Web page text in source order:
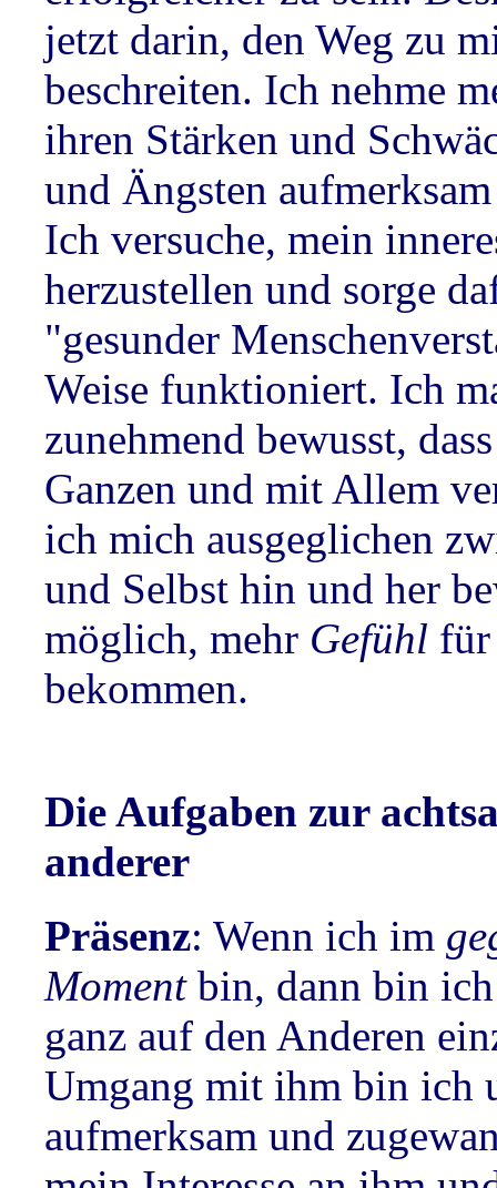
jetzt darin, den Weg zu
beschreiten. Ich nehme
ihren Stärken und
und Ängsten
Ich versuche, mein
herzustellen und sorge
"gesunder
Weise funktioniert. Ich
zunehmend bewusst,
Ganzen und mit Allem
ich mich ausgeglichen
und Selbst hin und her
möglich, mehr Gefühl
bekommen.
Die Aufgaben zur
anderer
Präsenz: Wenn ich im
Momentbin, dann bin
ganz auf den Anderen
Umgang mit ihm bin ich
aufmerksam und